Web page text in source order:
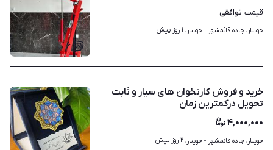
۶
قیمت توافقی
جویبار، جاده قائمشهر - جویبار، ۱ روز پیش
خرید و فروش کارتخوان های سیار و ثابت
تحویل درکمترین زمان
۴,۰۰۰,۰۰۰
جویبار، جاده قائمشهر - جویبار، ۲ روز پیش